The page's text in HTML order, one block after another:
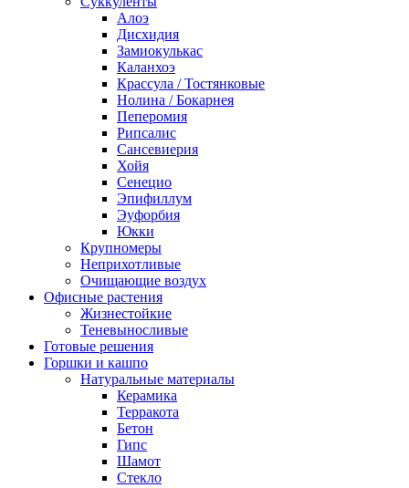
Алоэ
Дисхидия
Замиокулькас
Каланхоэ
Крассула / Тостянковые
Нолина / Бокарнея
Пеперомия
Рипсалис
Сансевиерия
Хойя
Сенецио
Эпифиллум
Эуфорбия
Юкки
Крупномеры
Неприхотливые
Очищающие воздух
Офисные растения
Жизнестойкие
Теневыносливые
Готовые решения
Горшки и кашпо
Натуральные материалы
Керамика
Терракота
Бетон
Гипс
Шамот
Стекло